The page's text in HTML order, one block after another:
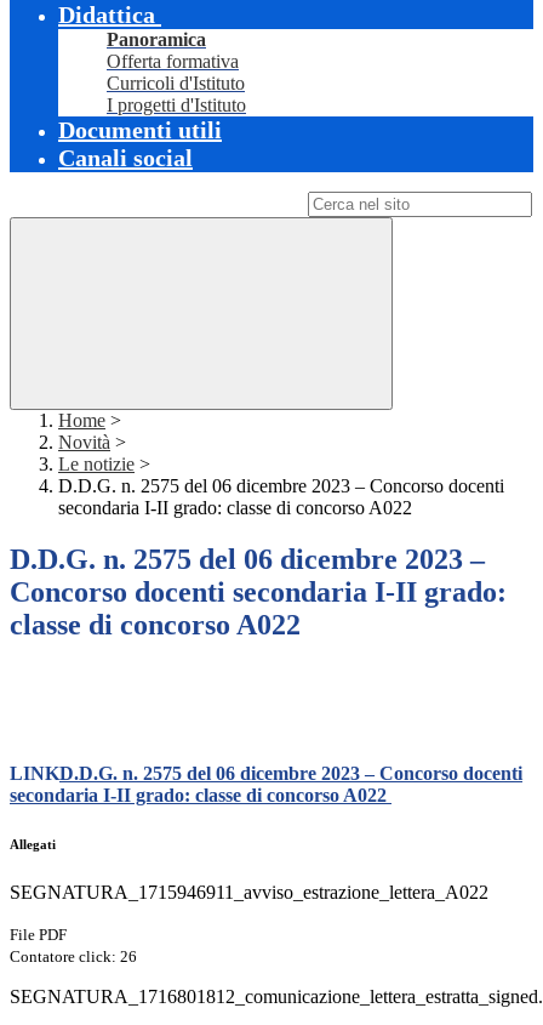
Didattica
Panoramica
Offerta formativa
Curricoli d'Istituto
I progetti d'Istituto
Documenti utili
Canali social
Home >
Novità >
Le notizie >
D.D.G. n. 2575 del 06 dicembre 2023 – Concorso docenti
secondaria I-II grado: classe di concorso A022
D.D.G. n. 2575 del 06 dicembre 2023 –
Concorso docenti secondaria I-II grado:
classe di concorso A022
LINKD.D.G. n. 2575 del 06 dicembre 2023 – Concorso docenti
secondaria I-II grado: classe di concorso A022
Allegati
SEGNATURA_1715946911_avviso_estrazione_lettera_A022
File PDF
Contatore click: 26